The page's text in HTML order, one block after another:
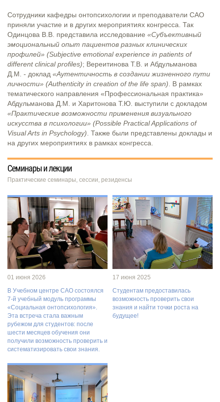
Сотрудники кафедры онтопсихологии и преподаватели САО
приняли участие и в других мероприятиях конгресса. Так
Одинцова В.В. представила исследование «Субъективный
эмоциональный опыт пациентов разных клинических
профилей» (Subjective emotional experience in patients of
different clinical profiles); Вереитинова Т.В. и Абдульманова
Д.М. - доклад «Аутентичность в создании жизненного пути
личности» (Authenticity in creation of the life span). В рамках
тематического направления «Профессиональная практика»
Абдульманова Д.М. и Харитонова Т.Ю. выступили с докладом
«Практические возможности применения визуального
искусства в психологии» (Possible Practical Applications of
Visual Arts in Psychology). Также были представлены доклады и
на других мероприятиях в рамках конгресса.
Семинары и лекции
Практические семинары, сессии, резиденсы
01 июня 2026
В Учебном центре САО состоялся
7-й учебный модуль программы
«Социальная онтопсихология».
Эта встреча стала важным
рубежом для студентов: после
шести месяцев обучения они
получили возможность проверить и
систематизировать свои знания.
17 июня 2025
Студентам предоставилась
возможность проверить свои
знания и найти точки роста на
будущее!